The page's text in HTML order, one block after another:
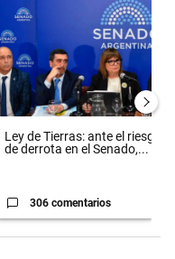
Ley de Tierras: ante el riesgo
de derrota en el Senado,...
306 comentarios